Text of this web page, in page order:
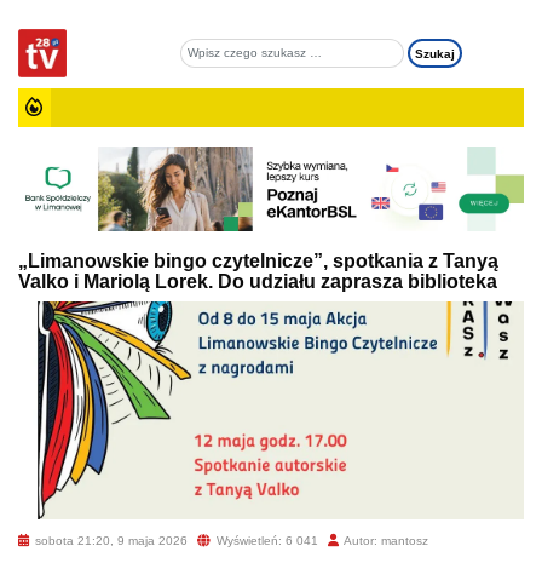
„Limanowskie bingo czytelnicze”, spotkania z Tanyą
Valko i Mariolą Lorek. Do udziału zaprasza biblioteka
sobota 21:20, 9 maja 2026 Wyświetleń: 6 041 Autor: mantosz